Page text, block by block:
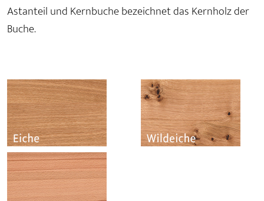
Astanteil und Kernbuche bezeichnet das Kernholz der
Buche.